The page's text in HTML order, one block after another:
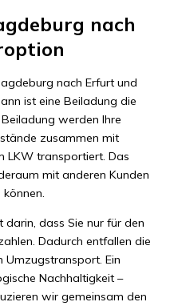
nach
nach Erfurt und
ist eine Beiladung die
werden Ihre
zusammen mit
LKW transportiert. Das
mit anderen Kunden
darin, dass Sie nur für den
Dadurch entfallen die
Umzugstransport. Ein
Nachhaltigkeit –
wir gemeinsam den